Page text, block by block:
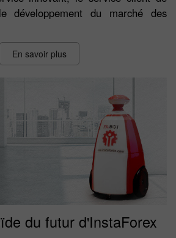
développement du marché des
En savoir plus
du futur d'InstaForex